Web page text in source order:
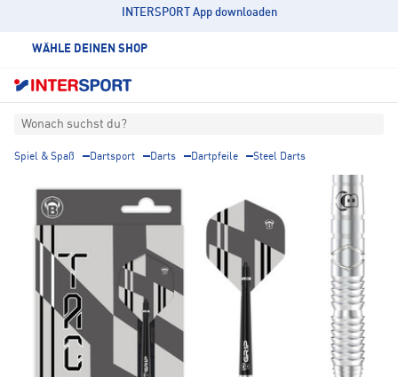
INTERSPORT App downloaden
WÄHLE DEINEN SHOP
Wonach suchst du?
Spiel & Spaß Dartsport Darts Dartpfeile Steel Darts